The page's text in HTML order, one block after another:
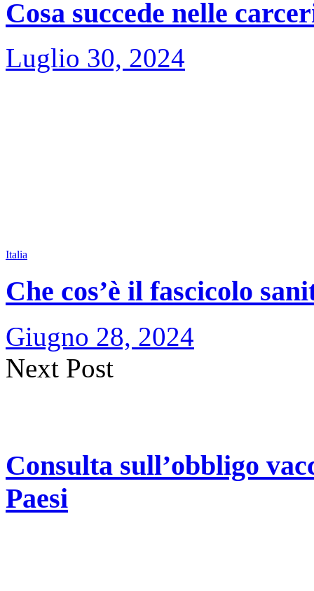
Cosa succede nelle
Luglio 30, 2024
Italia
Che cos’è il fascicolo
Giugno 28, 2024
Next Post
Consulta sull’obbligo
Paesi